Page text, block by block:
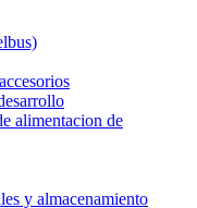
alimentacion de
y almacenamiento